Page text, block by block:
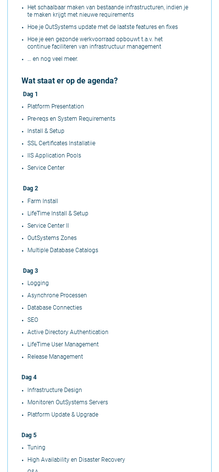
Het schaalbaar maken van bestaande infrastructuren, indien je
te maken krijgt met nieuwe requirements
Hoe je OutSystems update met de laatste features en fixes
Hoe je een gezonde werkvoorraad opbouwt t.a.v. het
continue faciliteren van infrastructuur management
en nog veel meer.
Wat staat er op de agenda?
Dag 1
Platform Presentation
Pre-reqs en System Requirements
Install & Setup
SSL Certificates Installatiie
IIS Application Pools
Service Center
Dag 2
Farm Install
LifeTime Install & Setup
Service Center II
OutSystems Zones
Multiple Database Catalogs
Dag 3
Logging
Asynchrone Processen
Database Connecties
SEO
Active Directory Authentication
LifeTime User Management
Release Management
Dag 4
Infrastructure Design
Monitoren OutSystems Servers
Platform Update & Upgrade
Dag 5
Tuning
High Availability en Disaster Recovery